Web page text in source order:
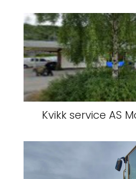
Kvikk service AS